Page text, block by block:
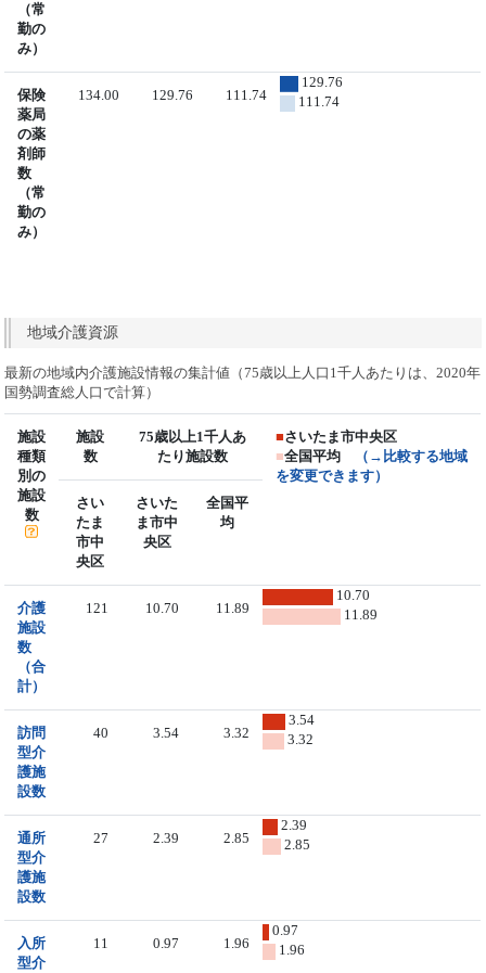
（常
勤の
み）
保険
薬局
の薬
剤師
数
（常
勤の
み）
134.00 129.76 111.74
129.76
111.74
地域介護資源
最新の地域内介護施設情報の集計値（75歳以上人口1千人あたりは、2020年
国勢調査総人口で計算）
施設
種類
別の
施設
数
施設
数
75歳以上1千人あ
たり施設数
■さいたま市中央区
■全国平均
（→比較する地域
を変更できます）
さい
たま
市中
央区
さいた
ま市中
央区
全国平
均
介護
施設
数
（合
計）
121 10.70 11.89
10.70
11.89
訪問
型介
護施
設数
40 3.54 3.32
3.54
3.32
通所
型介
護施
設数
27 2.39 2.85
2.39
2.85
入所
型介
11 0.97 1.96
0.97
1.96